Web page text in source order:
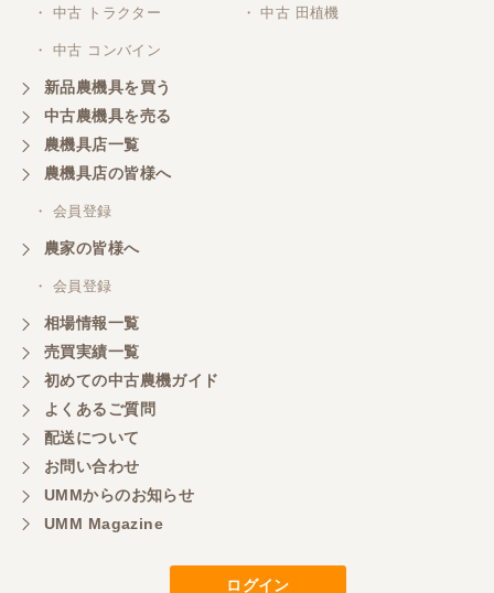
対応ありがとうございました。
三重県／山本
共立シュレッターを受け取りました。 状態は問題な
く、エンジンも調子がよさそうです。 ありがとうご
ざいました。
三重県／
嫌な顔をせずに一生懸命頑張ってくれる中山さんに
感謝しています。ここで3台買いましたが、これから
もよろしくお願いしたいです。
三重県／
初めてコンバインを買いに行ったのですが、とても
明るい方に担当していただき細かく説明して下さっ
てとても嬉しかったです。
担当さんの説明が丁寧で分かりやすく、急な要望に
・ 中古 トラクター ・ 中古 田植機
・ 中古 コンバイン
新品農機具を買う
中古農機具を売る
農機具店一覧
農機具店の皆様へ
・ 会員登録
農家の皆様へ
・ 会員登録
相場情報一覧
売買実績一覧
初めての中古農機ガイド
よくあるご質問
配送について
お問い合わせ
UMMからのお知らせ
UMM Magazine
ログイン